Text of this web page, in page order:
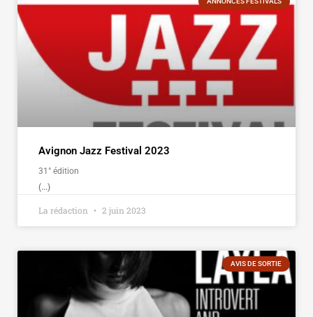
Avignon Jazz Festival 2023
31° édition
(...)
La rédaction 2 juin 2023
AVIS DE SORTIE